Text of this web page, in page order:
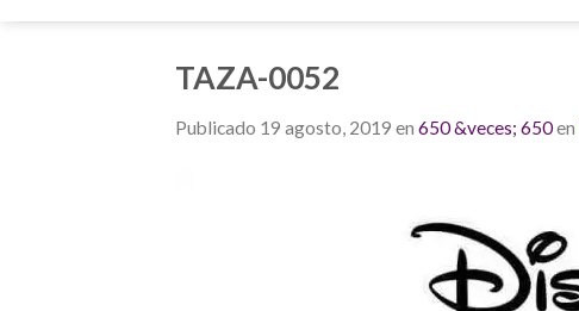
TAZA-0052
Publicado 19 agosto, 2019 en 650 &veces; 650en